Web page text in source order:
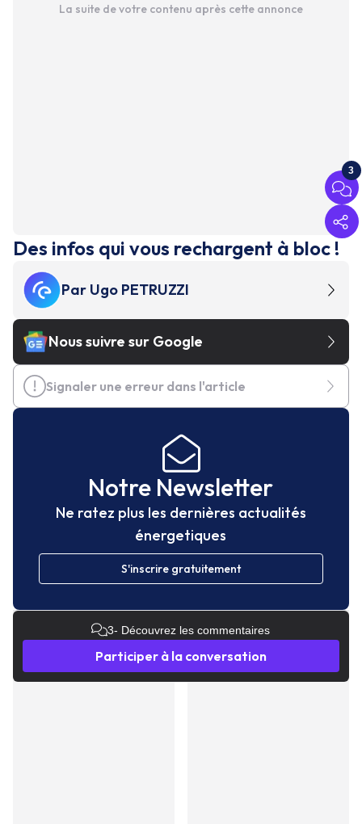
La suite de votre contenu après cette annonce
3
Des infos qui vous rechargent à bloc !
Par Ugo PETRUZZI
Nous suivre sur Google
Signaler une erreur dans l'article
Notre Newsletter
Ne ratez plus les dernières actualités
énergetiques
S'inscrire gratuitement
3- Découvrez les commentaires
Participer à la conversation